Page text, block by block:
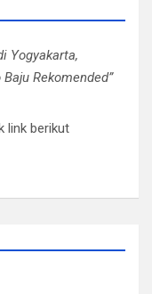
Yogyakarta,
Rekomended”
link berikut